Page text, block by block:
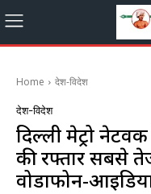
Home देश-विदेश
देश-विदेश
दिल्ली मेट्रो
की रफ्तार सबसे
वोडाफोन-